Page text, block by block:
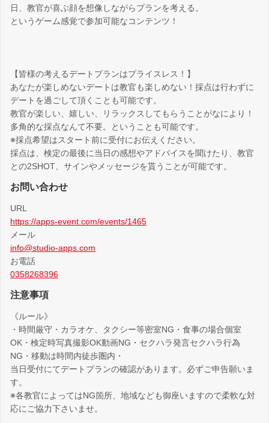
日、教官が喜ぶ顔を想像しながらプランを考える。
というゲーム感覚で参加可能なコンテンツ！
【皆様の考えるデートプランはプライスレス！】
あなたが楽しめないデートは教官も楽しめない！採点は行わずに
デートを過ごして頂くことも可能です。
教官が楽しい、嬉しい、リラックスしてもらうことがなにより！
多角的な採点なんて不要。ということも可能です。
※採点希望はスタート前に受付にお伝えください。
採点は、検定の最後に当日の感想やアドバイスを聞けたり、教官
との2SHOT、サインやメッセージを貰うことが可能です。
お問い合わせ
URL
https://apps-event.com/events/1465
メール
info@studio-apps.com
お電話
0358268396
注意事項
《ルール》
・時間厳守・カラオケ、タクシー等密室NG・食事の場合個室
OK・検定時写真撮影OK動画NG・セクハラ発言セクハラ行為
NG・移動は時間内徒歩圏内・
当日受付にてデートプランの確認があります。必ずご申告願いま
す。
※各教官によってはNG箇所、地域なども御座いますので柔軟な対
応にご協力下さいませ。